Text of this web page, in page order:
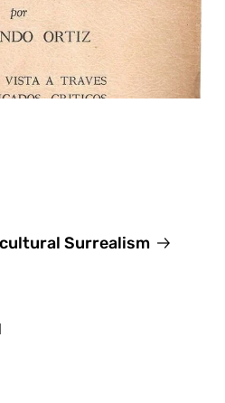
Surrealism